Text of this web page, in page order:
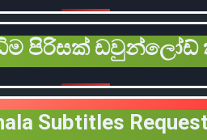
පිරිසක් ඩවුන්ලෝඩ්
Subtitles